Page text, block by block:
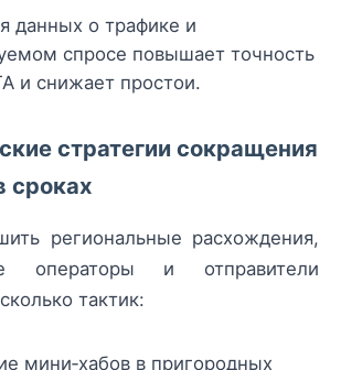
данных о трафике и
спросе повышает точность
и снижает простои.
стратегии сокращения
сроках
региональные расхождения,
операторы и отправители
тактик:
мини‑хабов в пригородных